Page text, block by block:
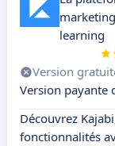
learning
Version
Version payante
Découvrez
fonctionnalités